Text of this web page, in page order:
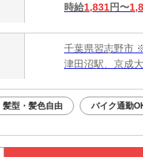
時給1,831円〜
千葉県習志野市
津田沼駅、京成
髪型・髪色自由 バイク通勤